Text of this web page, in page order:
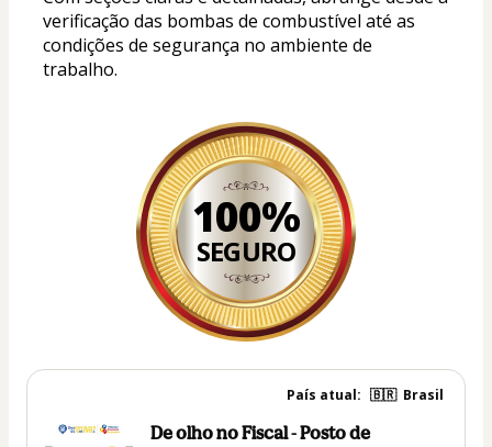
verificação das bombas de combustível até as
condições de segurança no ambiente de
trabalho.
100%
SEGURO
País atual: 🇧🇷 Brasil
De olho no Fiscal - Posto de